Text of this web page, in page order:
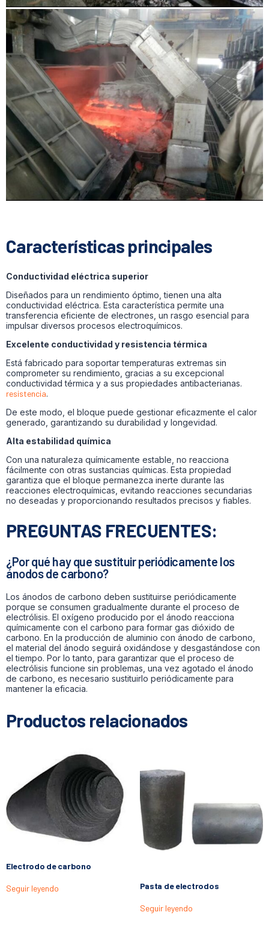
Características principales
Conductividad eléctrica superior
Diseñados para un rendimiento óptimo, tienen una alta
conductividad eléctrica. Esta característica permite una
transferencia eficiente de electrones, un rasgo esencial para
impulsar diversos procesos electroquímicos.
Excelente conductividad y resistencia térmica
Está fabricado para soportar temperaturas extremas sin
comprometer su rendimiento, gracias a su excepcional
conductividad térmica y a sus propiedades antibacterianas.
resistencia.
De este modo, el bloque puede gestionar eficazmente el calor
generado, garantizando su durabilidad y longevidad.
Alta estabilidad química
Con una naturaleza químicamente estable, no reacciona
fácilmente con otras sustancias químicas. Esta propiedad
garantiza que el bloque permanezca inerte durante las
reacciones electroquímicas, evitando reacciones secundarias
no deseadas y proporcionando resultados precisos y fiables.
PREGUNTAS FRECUENTES:
¿Por qué hay que sustituir periódicamente los
ánodos de carbono?
Los ánodos de carbono deben sustituirse periódicamente
porque se consumen gradualmente durante el proceso de
electrólisis. El oxígeno producido por el ánodo reacciona
químicamente con el carbono para formar gas dióxido de
carbono. En la producción de aluminio con ánodo de carbono,
el material del ánodo seguirá oxidándose y desgastándose con
el tiempo. Por lo tanto, para garantizar que el proceso de
electrólisis funcione sin problemas, una vez agotado el ánodo
de carbono, es necesario sustituirlo periódicamente para
mantener la eficacia.
Productos relacionados
Electrodo de carbono
Seguir leyendo Pasta de electrodos
Seguir leyendo